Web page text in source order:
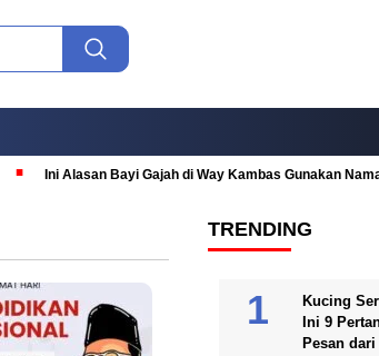
Ini Alasan Bayi Gajah di Way Kambas Gunakan
TRENDING
Kucing
Ini 9
Pesan